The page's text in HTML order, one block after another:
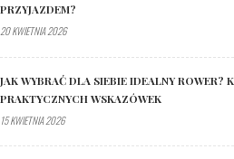
PRZYJAZDEM?
20 KWIETNIA 2026
JAK WYBRAĆ DLA SIEBIE IDEALNY ROWER?
PRAKTYCZNYCH WSKAZÓWEK
15 KWIETNIA 2026